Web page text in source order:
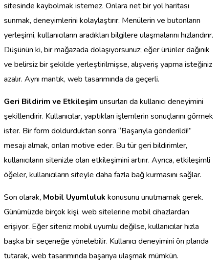
sitesinde kaybolmak istemez. Onlara net bir yol haritası
sunmak, deneyimlerini kolaylaştırır. Menülerin ve butonların
yerleşimi, kullanıcıların aradıkları bilgilere ulaşmalarını hızlandırır.
Düşünün ki, bir mağazada dolaşıyorsunuz; eğer ürünler dağınık
ve belirsiz bir şekilde yerleştirilmişse, alışveriş yapma isteğiniz
azalır. Aynı mantık, web tasarımında da geçerli.
Geri Bildirim ve Etkileşim unsurları da kullanıcı deneyimini
şekillendirir. Kullanıcılar, yaptıkları işlemlerin sonuçlarını görmek
ister. Bir form doldurduktan sonra “Başarıyla gönderildi!”
mesajı almak, onları motive eder. Bu tür geri bildirimler,
kullanıcıların sitenizle olan etkileşimini artırır. Ayrıca, etkileşimli
öğeler, kullanıcıların siteyle daha fazla bağ kurmasını sağlar.
Son olarak, Mobil Uyumluluk konusunu unutmamak gerek.
Günümüzde birçok kişi, web sitelerine mobil cihazlardan
erişiyor. Eğer siteniz mobil uyumlu değilse, kullanıcılar hızla
başka bir seçeneğe yönelebilir. Kullanıcı deneyimini ön planda
tutarak, web tasarımında başarıya ulaşmak mümkün.